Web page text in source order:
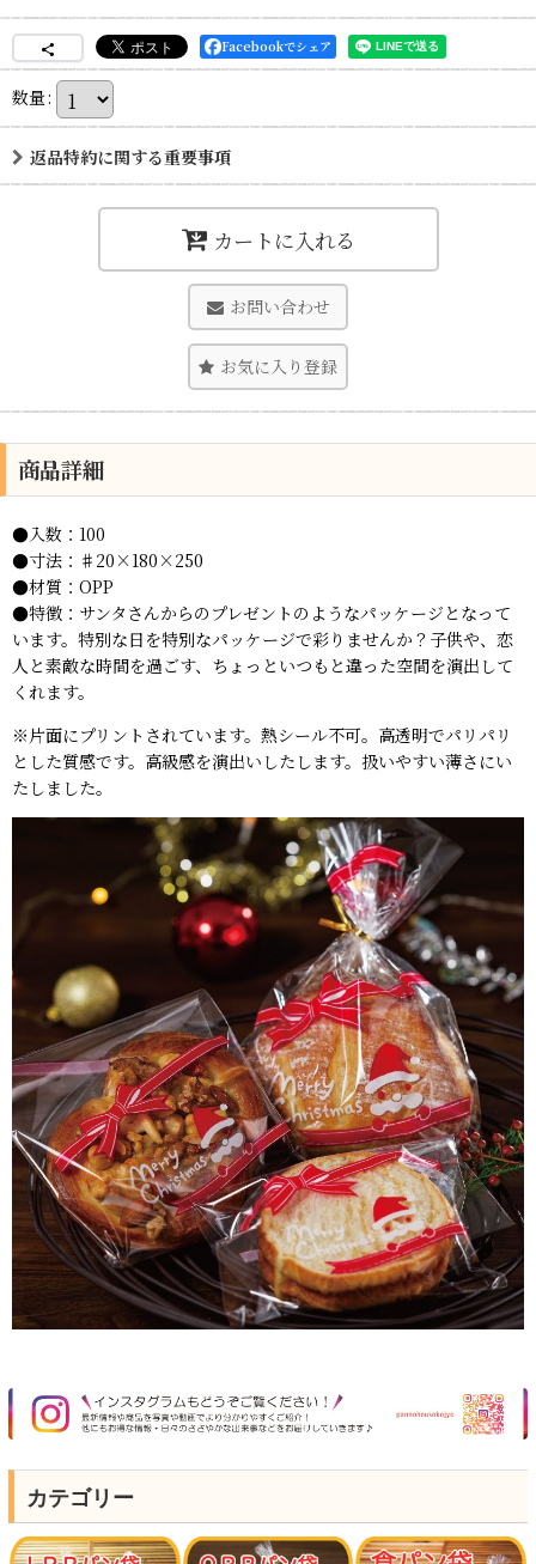
Facebookでシェア
数量:
返品特約に関する重要事項
カートに入れる
お問い合わせ
お気に入り登録
商品詳細
●入数：100
●寸法：♯20×180×250
●材質：OPP
●特徴：サンタさんからのプレゼントのようなパッケージとなって
います。特別な日を特別なパッケージで彩りませんか？子供や、恋
人と素敵な時間を過ごす、ちょっといつもと違った空間を演出して
くれます。
※片面にプリントされています。熱シール不可。高透明でパリパリ
とした質感です。高級感を演出いしたします。扱いやすい薄さにい
たしました。
カテゴリー